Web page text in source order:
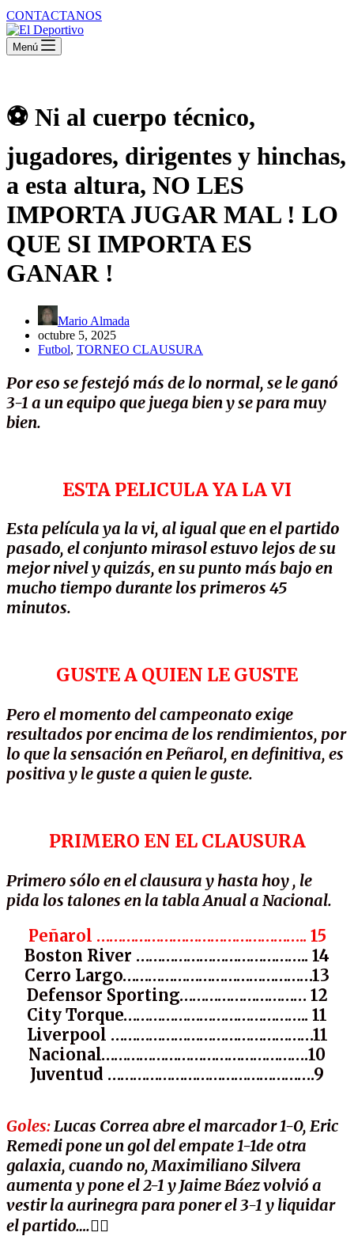
CONTACTANOS
Menú
⚽ Ni al cuerpo técnico,
jugadores, dirigentes y hinchas,
a esta altura, NO LES
IMPORTA JUGAR MAL ! LO
QUE SI IMPORTA ES
GANAR !
Mario Almada
octubre 5, 2025
Futbol, TORNEO CLAUSURA
Por eso se festejó más de lo normal, se le ganó
3-1 a un equipo que juega bien y se para muy
bien.
ESTA PELICULA YA LA VI
Esta película ya la vi, al igual que en el partido
pasado, el conjunto mirasol estuvo lejos de su
mejor nivel y quizás, en su punto más bajo en
mucho tiempo durante los primeros 45
minutos.
GUSTE A QUIEN LE GUSTE
Pero el momento del campeonato exige
resultados por encima de los rendimientos, por
lo que la sensación en Peñarol, en definitiva, es
positiva y le guste a quien le guste.
PRIMERO EN EL CLAUSURA
Primero sólo en el clausura y hasta hoy , le
pida los talones en la tabla Anual a Nacional.
Peñarol ………………………………………….. 15
Boston River ………………………………….. 14
Cerro Largo………………………………………13
Defensor Sporting………………………… 12
City Torque…………………………………….. 11
Liverpool …………………………………………11
Nacional………………………………………….10
Juventud ………………………………………….9
Goles: Lucas Correa abre el marcador 1-0, Eric
Remedi pone un gol del empate 1-1de otra
galaxia, cuando no, Maximiliano Silvera
aumenta y pone el 2-1 y Jaime Báez volvió a
vestir la aurinegra para poner el 3-1 y liquidar
el partido….✍🏽